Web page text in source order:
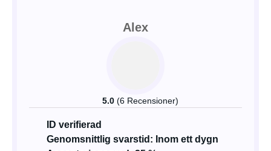
Alex
5.0 (6 Recensioner)
ID verifierad
Genomsnittlig svarstid: Inom ett dygn